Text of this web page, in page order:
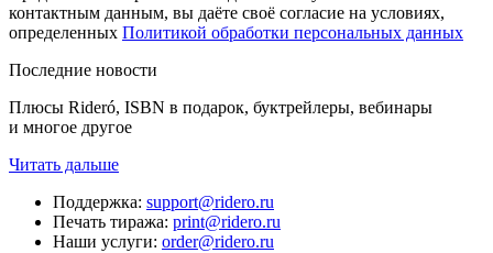
контактным данным, вы даёте своё согласие на условиях,
определенных Политикой обработки персональных данных
Последние новости
Плюсы Rideró, ISBN в подарок, буктрейлеры, вебинары
и многое другое
Читать дальше
Поддержка: support@ridero.ru
Печать тиража: print@ridero.ru
Наши услуги: order@ridero.ru